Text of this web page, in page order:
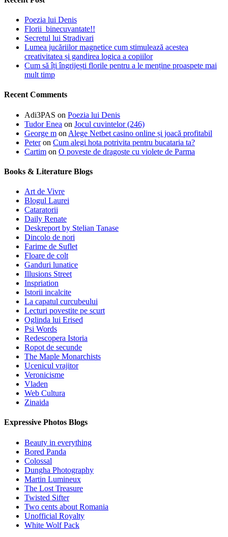
Poezia lui Denis
Florii binecuvantate!!
Secretul lui Stradivari
Lumea jucăriilor magnetice cum stimulează acestea
creativitatea și gandirea logica a copiilor
Cum să îți îngrijești florile pentru a le menține proaspete mai
mult timp
Recent Comments
Adi3PAS on Poezia lui Denis
Tudor Enea on Jocul cuvintelor (246)
George m on Alege Netbet casino online și joacă profitabil
Peteron Cum alegi hota potrivita pentru bucataria ta?
Cartim on O poveste de dragoste cu violete de Parma
Books & Literature Blogs
Art de Vivre
Blogul Laurei
Cataratorii
Daily Renate
Deskreport by Stelian Tanase
Dincolo de nori
Farime de Suflet
Floare de colt
Ganduri lunatice
Illusions Street
Inspriation
Istorii incalcite
La capatul curcubeului
Lecturi povestite pe scurt
Oglinda lui Erised
Psi Words
Redescopera Istoria
Ropot de secunde
The Maple Monarchists
Ucenicul vrajitor
Veronicisme
Vladen
Web Cultura
Zinaida
Expressive Photos Blogs
Beauty in everything
Bored Panda
Colossal
Dungha Photography
Martin Lumineux
The Lost Treasure
Twisted Sifter
Two cents about Romania
Unofficial Royalty
White Wolf Pack